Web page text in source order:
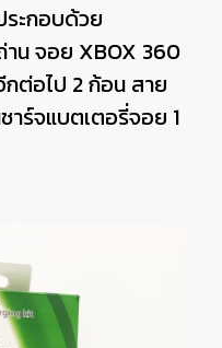
ระกอบด้วย
าน จอย XBOX 360
ต่อไป 2 ก้อน สาย
าร์จแบตเตอรี่จอย 1